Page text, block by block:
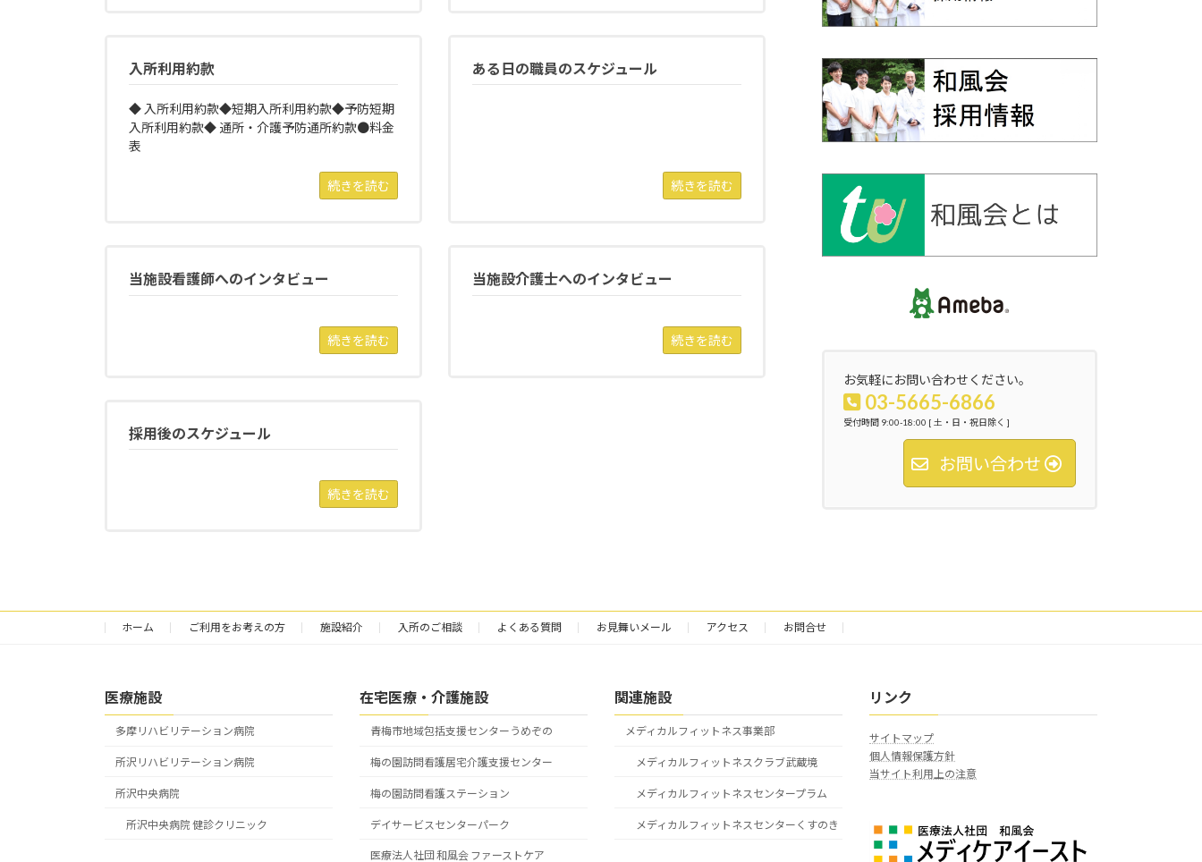
入所利用約款
◆ 入所利用約款◆短期入所利用約款◆予防短期
入所利用約款◆ 通所・介護予防通所約款●料金
表
続きを読む
ある日の職員のスケジュール
続きを読む
当施設看護師へのインタビュー
続きを読む
当施設介護士へのインタビュー
続きを読む
採用後のスケジュール
続きを読む
お気軽にお問い合わせください。
03-5665-6866
受付時間 9:00-18:00 [ 土・日・祝日除く ]
お問い合わせ
ホーム ご利用をお考えの方 施設紹介 入所のご相談 よくある質問 お見舞いメール アクセス お問合せ
医療施設
多摩リハビリテーション病院
所沢リハビリテーション病院
所沢中央病院
所沢中央病院 健診クリニック
在宅医療・介護施設
青梅市地域包括支援センターうめぞの
梅の園訪問看護居宅介護支援センター
梅の園訪問看護ステーション
デイサービスセンターパーク
医療法人社団 和風会 ファーストケア
関連施設
メディカルフィットネス事業部
メディカルフィットネスクラブ武蔵境
メディカルフィットネスセンタープラム
メディカルフィットネスセンターくすのき
リンク
サイトマップ
個人情報保護方針
当サイト利用上の注意